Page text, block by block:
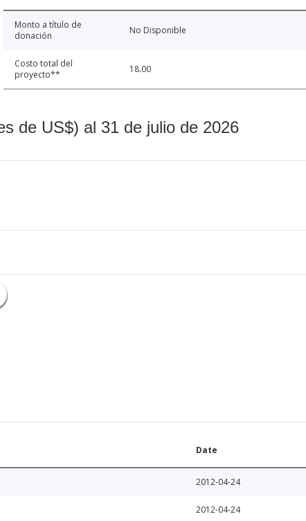
Monto a título de
donación
No Disponible
Costo total del
proyecto**
18.00
de US$) al 31 de julio de 2026
Date
2012-04-24
2012-04-24